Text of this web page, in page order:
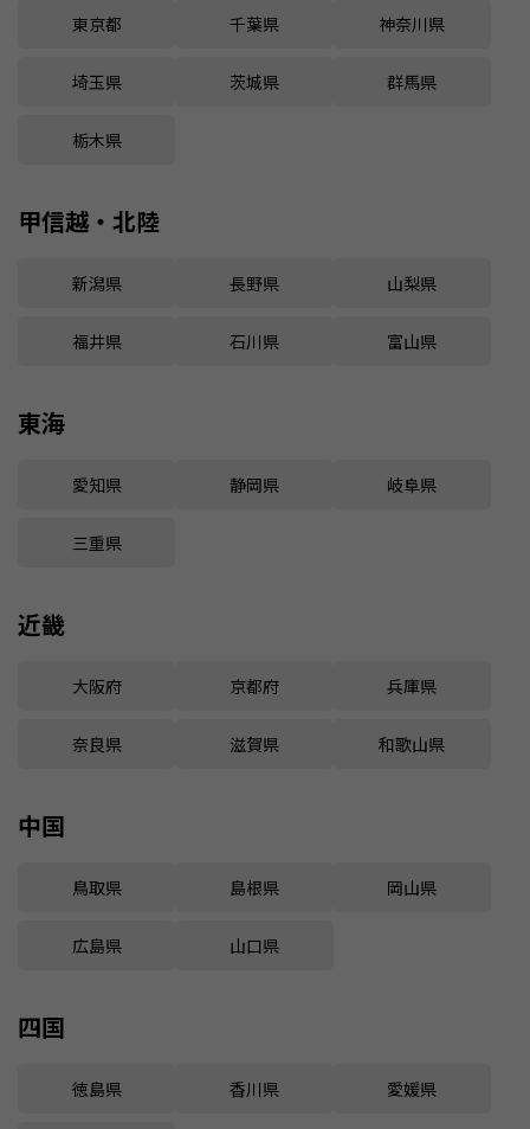
東京都 千葉県 神奈川県
埼玉県 茨城県 群馬県
栃木県
甲信越・北陸
新潟県 長野県 山梨県
福井県 石川県 富山県
東海
愛知県 静岡県 岐阜県
三重県
近畿
大阪府 京都府 兵庫県
奈良県 滋賀県 和歌山県
中国
鳥取県 島根県 岡山県
広島県 山口県
四国
徳島県 香川県 愛媛県